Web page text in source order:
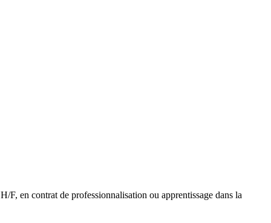
F, en contrat de professionnalisation ou apprentissage dans la